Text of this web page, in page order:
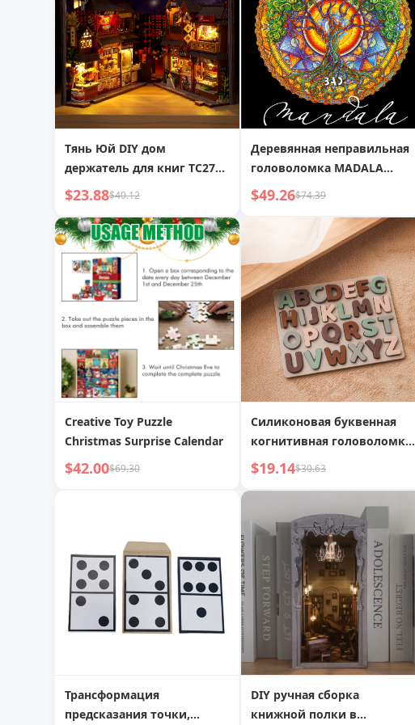
ткани, волшебный
локатор
Тянь Юй DIY дом
держатель для книг TC27
Китайская еда запись
ручная сборка микро 3D
стереоскопический пазл
креативный подарок
$23.88$40.12
Деревянная неправильная
головоломка MADALA
Мандала круглая jigsaw
благоприятный
цветочный узор тотем
$49.26$74.39
Creative Toy Puzzle
Christmas Surprise Calendar
$42.00$69.30
Силиконовая буквенная
когнитивная головоломка,
детское английское
письмо, просвещение,
пособия, раннее
образование, трехмерная
буквенная головоломка
$19.14$30.63
Трансформация
предсказания точки,
DIY ручная сборка
книжной полки в